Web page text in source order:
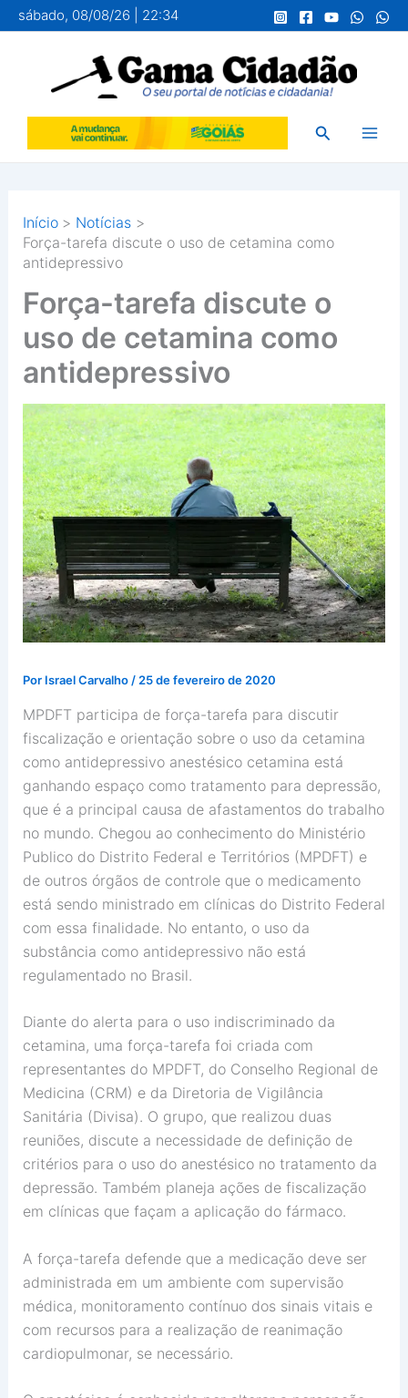
para
conteúdo
sábado, 08/08/26 | 22:34
Pesquisar
Início
Notícias
Força-tarefa discute o uso de cetamina como
antidepressivo
Força-tarefa discute o
uso de cetamina como
antidepressivo
Por Israel Carvalho / 25 de fevereiro de 2020
MPDFT participa de força-tarefa para discutir
fiscalização e orientação sobre o uso da cetamina
como antidepressivo anestésico cetamina está
ganhando espaço como tratamento para depressão,
que é a principal causa de afastamentos do trabalho
no mundo. Chegou ao conhecimento do Ministério
Publico do Distrito Federal e Territórios (MPDFT) e
de outros órgãos de controle que o medicamento
está sendo ministrado em clínicas do Distrito Federal
com essa finalidade. No entanto, o uso da
substância como antidepressivo não está
regulamentado no Brasil.
Diante do alerta para o uso indiscriminado da
cetamina, uma força-tarefa foi criada com
representantes do MPDFT, do Conselho Regional de
Medicina (CRM) e da Diretoria de Vigilância
Sanitária (Divisa). O grupo, que realizou duas
reuniões, discute a necessidade de definição de
critérios para o uso do anestésico no tratamento da
depressão. Também planeja ações de fiscalização
em clínicas que façam a aplicação do fármaco.
A força-tarefa defende que a medicação deve ser
administrada em um ambiente com supervisão
médica, monitoramento contínuo dos sinais vitais e
com recursos para a realização de reanimação
cardiopulmonar, se necessário.